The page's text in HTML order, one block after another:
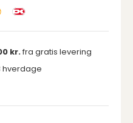
kr.fra gratis levering
hverdage